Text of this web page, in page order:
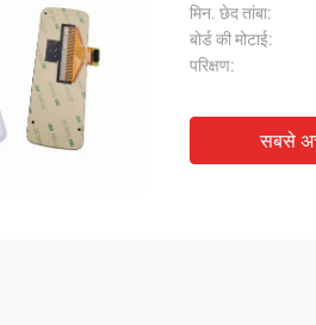
मिन. छेद तांबा:
बोर्ड की मोटाई:
परिक्षण:
सबसे